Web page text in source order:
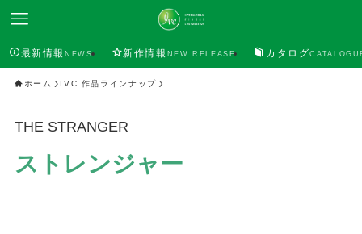
最新情報NEWS 新作情報 NEW RELEASE カタログ
ホーム IVC 作品ラインナップ
THE STRANGER
ストレンジャー